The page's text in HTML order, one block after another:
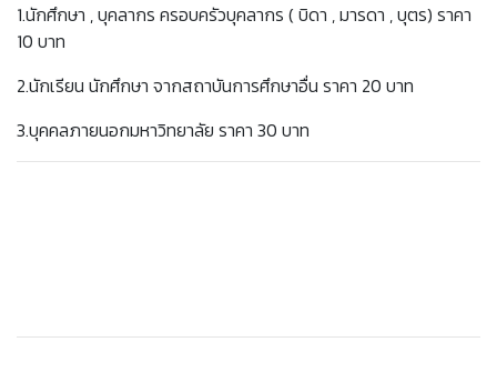
1.นักศึกษา , บุคลากร ครอบครัวบุคลากร ( บิดา , มารดา , บุตร) ราคา
10 บาท
2.นักเรียน นักศึกษา จากสถาบันการศึกษาอื่น ราคา 20 บาท
3.บุคคลภายนอกมหาวิทยาลัย ราคา 30 บาท